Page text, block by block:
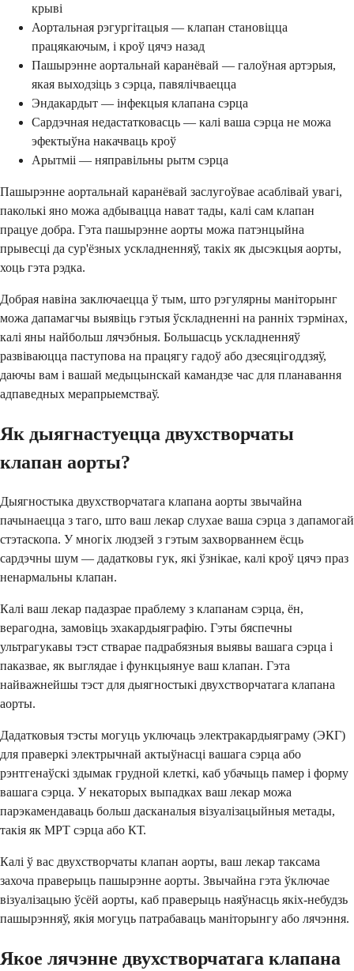
крыві
Аортальная рэгургітацыя — клапан становіцца
працякаючым, і кроў цячэ назад
Пашырэнне аортальнай каранёвай — галоўная артэрыя,
якая выходзіць з сэрца, павялічваецца
Эндакардыт — інфекцыя клапана сэрца
Сардэчная недастатковасць — калі ваша сэрца не можа
эфектыўна накачваць кроў
Арытміі — няправільны рытм сэрца
Пашырэнне аортальнай каранёвай заслугоўвае асаблівай увагі,
паколькі яно можа адбывацца нават тады, калі сам клапан
працуе добра. Гэта пашырэнне аорты можа патэнцыйна
прывесці да сур'ёзных ускладненняў, такіх як дысэкцыя аорты,
хоць гэта рэдка.
Добрая навіна заключаецца ў тым, што рэгулярны маніторынг
можа дапамагчы выявіць гэтыя ўскладненні на ранніх тэрмінах,
калі яны найбольш лячэбныя. Большасць ускладненняў
развіваюцца паступова на працягу гадоў або дзесяцігоддзяў,
даючы вам і вашай медыцынскай камандзе час для планавання
адпаведных мерапрыемстваў.
Як дыягнастуецца двухстворчаты
клапан аорты?
Дыягностыка двухстворчатага клапана аорты звычайна
пачынаецца з таго, што ваш лекар слухае ваша сэрца з дапамогай
стэтаскопа. У многіх людзей з гэтым захворваннем ёсць
сардэчны шум — дадатковы гук, які ўзнікае, калі кроў цячэ праз
ненармальны клапан.
Калі ваш лекар падазрае праблему з клапанам сэрца, ён,
верагодна, замовіць эхакардыяграфію. Гэты бяспечны
ультрагукавы тэст стварае падрабязныя выявы вашага сэрца і
паказвае, як выглядае і функцыянуе ваш клапан. Гэта
найважнейшы тэст для дыягностыкі двухстворчатага клапана
аорты.
Дадатковыя тэсты могуць уключаць электракардыяграму (ЭКГ)
для праверкі электрычнай актыўнасці вашага сэрца або
рэнтгенаўскі здымак грудной клеткі, каб убачыць памер і форму
вашага сэрца. У некаторых выпадках ваш лекар можа
парэкамендаваць больш дасканалыя візуалізацыйныя метады,
такія як МРТ сэрца або КТ.
Калі ў вас двухстворчаты клапан аорты, ваш лекар таксама
захоча праверыць пашырэнне аорты. Звычайна гэта ўключае
візуалізацыю ўсёй аорты, каб праверыць наяўнасць якіх-небудзь
пашырэнняў, якія могуць патрабаваць маніторынгу або лячэння.
Якое лячэнне двухстворчатага клапана